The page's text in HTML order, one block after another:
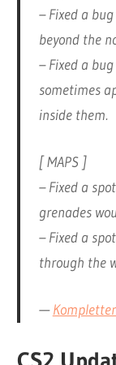
– Fixed a
beyond the
– Fixed a
sometimes
inside them.
[ MAPS ]
– Fixed a
grenades
– Fixed a
through the
—